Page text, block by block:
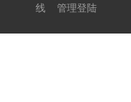
线
管理登陆